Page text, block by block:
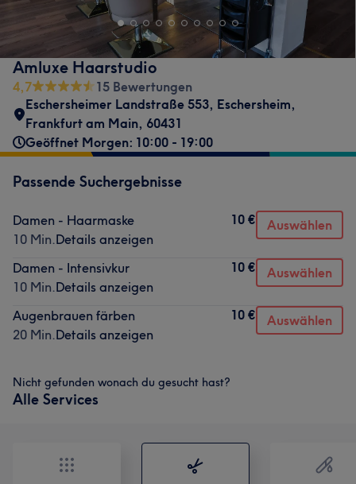
Amluxe Haarstudio
4,7
15 Bewertungen
Eschersheimer Landstraße 553, Eschersheim,
Frankfurt am Main, 60431
Geöffnet Morgen: 10:00 - 19:00
Passende Suchergebnisse
Damen - Haarmaske
10 Min.Details anzeigen
10 € Auswählen
Damen - Intensivkur
10 Min.Details anzeigen
10 € Auswählen
Augenbrauen färben
20 Min.Details anzeigen
10 € Auswählen
Nicht gefunden wonach du gesucht hast?
Alle Services